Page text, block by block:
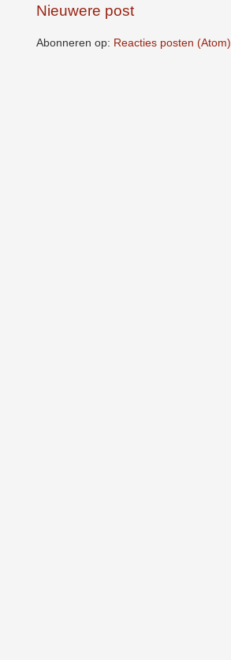
Nieuwere post
Abonneren op: Reacties posten (Atom)